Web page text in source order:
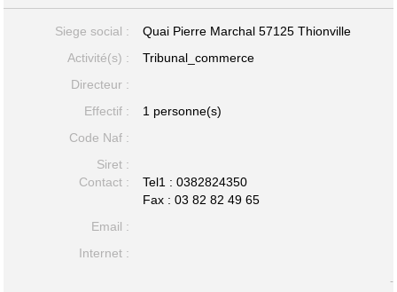
Siege social : Quai Pierre Marchal57125 Thionville
Activité(s) :
Tribunal_commerce
Directeur :
Effectif :
1 personne(s)
Code Naf :
Siret :
Contact :
Tel1 :0382824350
Fax : 03 82 82 49 65
Email :
Internet :
-